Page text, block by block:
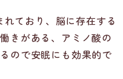
ており、脳に存在する
きがある、アミノ酸の
ので安眠にも効果的で